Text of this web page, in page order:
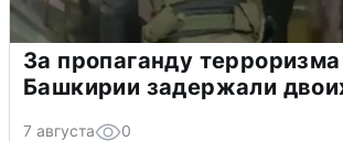
За пропаганду терроризма
Башкирии задержали
7 августа 0